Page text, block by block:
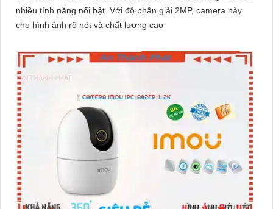
nhiều tính năng nổi bật. Với độ phân giải 2MP, camera này
cho hình ảnh rõ nét và chất lượng cao